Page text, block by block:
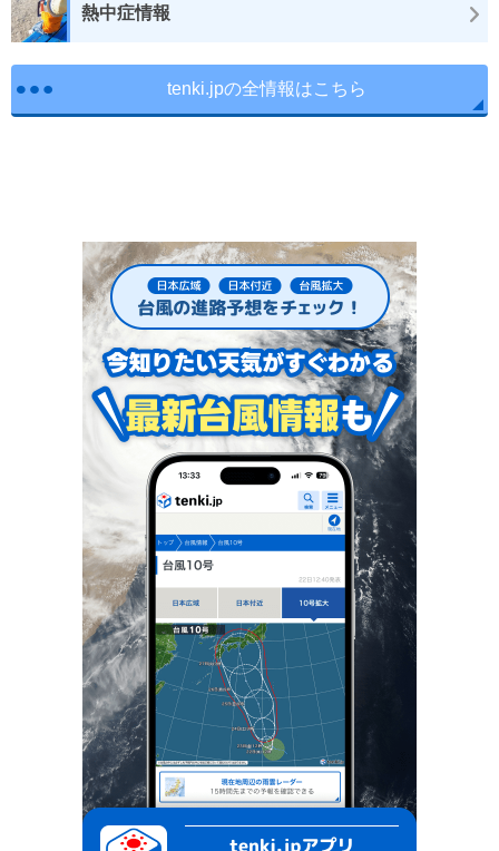
熱中症情報
tenki.jpの全情報はこちら